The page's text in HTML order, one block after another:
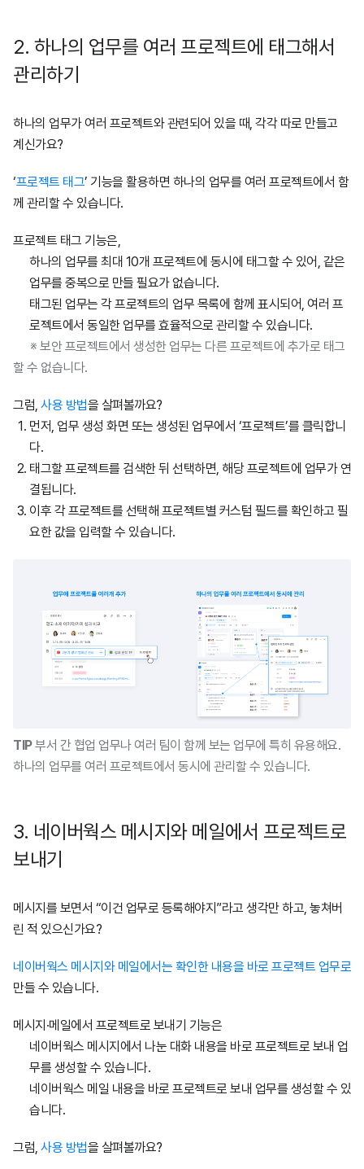
2. 하나의 업무를 여러 프로젝트에 태그해서
관리하기
하나의 업무가 여러 프로젝트와 관련되어 있을 때, 각각 따로 만들고
계신가요?
‘프로젝트 태그’ 기능을 활용하면 하나의 업무를 여러 프로젝트에서 함
께 관리할 수 있습니다.
프로젝트 태그 기능은,
하나의 업무를 최대 10개 프로젝트에 동시에 태그할 수 있어, 같은
업무를 중복으로 만들 필요가 없습니다.
태그된 업무는 각 프로젝트의 업무 목록에 함께 표시되어, 여러 프
로젝트에서 동일한 업무를 효율적으로 관리할 수 있습니다.
※ 보안 프로젝트에서 생성한 업무는 다른 프로젝트에 추가로 태그
할 수 없습니다.
그럼, 사용 방법을 살펴볼까요?
먼저, 업무 생성 화면 또는 생성된 업무에서 ‘프로젝트’를 클릭합니
다.
태그할 프로젝트를 검색한 뒤 선택하면, 해당 프로젝트에 업무가 연
결됩니다.
이후 각 프로젝트를 선택해 프로젝트별 커스텀 필드를 확인하고 필
요한 값을 입력할 수 있습니다.
TIP부서 간 협업 업무나 여러 팀이 함께 보는 업무에 특히 유용해요.
하나의 업무를 여러 프로젝트에서 동시에 관리할 수 있습니다.
3. 네이버웍스 메시지와 메일에서 프로젝트로
보내기
메시지를 보면서 “이건 업무로 등록해야지”라고 생각만 하고, 놓쳐버
린 적 있으신가요?
네이버웍스 메시지와 메일에서는 확인한 내용을 바로 프로젝트 업무로
만들 수 있습니다.
메시지·메일에서 프로젝트로 보내기 기능은
네이버웍스 메시지에서 나눈 대화 내용을 바로 프로젝트로 보내 업
무를 생성할 수 있습니다.
네이버웍스 메일 내용을 바로 프로젝트로 보내 업무를 생성할 수 있
습니다.
그럼, 사용 방법을 살펴볼까요?